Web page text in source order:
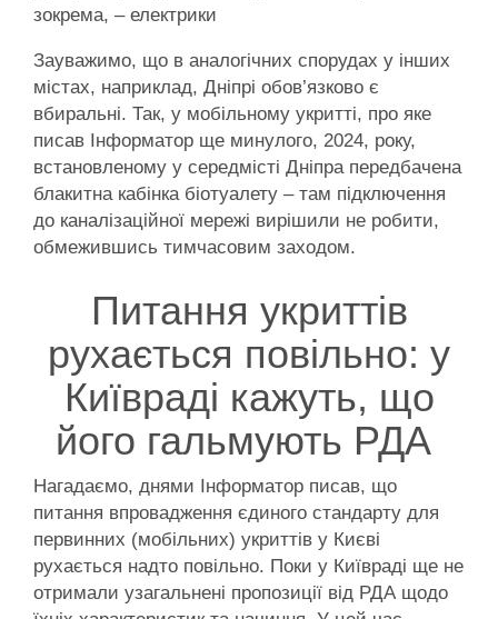
зокрема, – електрики
Зауважимо, що в аналогічних спорудах у інших
містах, наприклад, Дніпрі обов’язково є
вбиральні. Так, у мобільному укритті, про яке
писав Інформатор ще минулого, 2024, року,
встановленому у середмісті Дніпра передбачена
блакитна кабінка біотуалету – там підключення
до каналізаційної мережі вирішили не робити,
обмежившись тимчасовим заходом.
Питання укриттів
рухається повільно: у
Київраді кажуть, що
його гальмують РДА
Нагадаємо, днями Інформатор писав, що
питання впровадження єдиного стандарту для
первинних (мобільних) укриттів у Києві
рухається надто повільно. Поки у Київраді ще не
отримали узагальнені пропозиції від РДА щодо